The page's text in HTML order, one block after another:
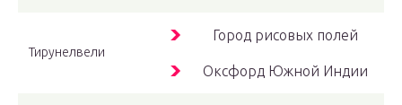
Тирунелвели
Город рисовых полей
Оксфорд Южной Индии